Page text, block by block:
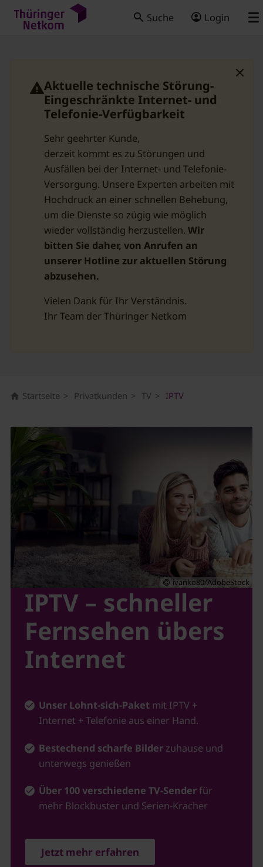
Suche Login
Aktuelle technische Störung-
Eingeschränkte Internet- und
Telefonie-Verfügbarkeit
Sehr geehrter Kunde,
derzeit kommt es zu Störungen und
Ausfällen bei der Internet- und Telefonie-
Versorgung. Unsere Experten arbeiten mit
Hochdruck an einer schnellen Behebung,
um die Dienste so zügig wie möglich
wieder vollständig herzustellen. Wir
bitten Sie daher, von Anrufen an
unserer Hotline zur aktuellen Störung
abzusehen.
Vielen Dank für Ihr Verständnis.
Ihr Team der Thüringer Netkom
IPTV – schneller Fernsehen übers
Startseite Privatkunden TV IPTV
ivanko80/AdobeStock
IPTV – schneller
Fernsehen übers
Internet
Unser Lohnt-sich-Paket mit IPTV +
Internet + Telefonie aus einer Hand.
Bestechend scharfe Bilder zuhause und
unterwegs genießen
Über 100 verschiedene TV-Sender für
mehr Blockbuster und Serien-Kracher
Jetzt mehr erfahren